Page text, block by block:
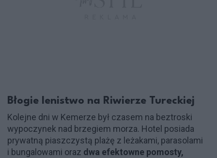
Błogie lenistwo na Riwierze Tureckiej
Kolejne dni w Kemerze był czasem na beztroski
wypoczynek nad brzegiem morza. Hotel posiada
prywatną piaszczystą plażę z leżakami, parasolami
i bungalowami oraz dwa efektowne pomosty,